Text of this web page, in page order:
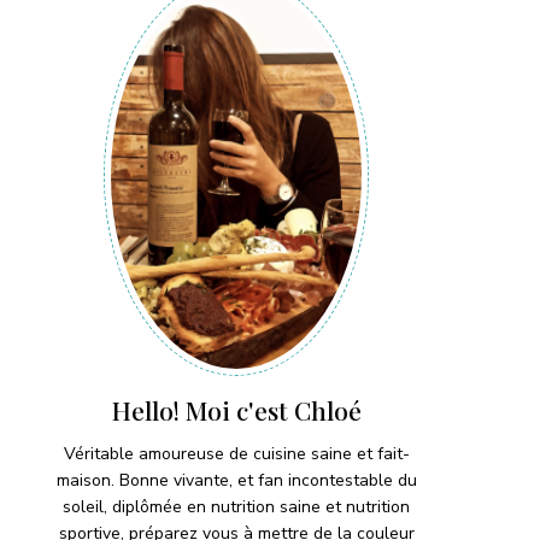
Hello! Moi c'est Chloé
Véritable amoureuse de cuisine saine et fait-
maison. Bonne vivante, et fan incontestable du
soleil, diplômée en nutrition saine et nutrition
sportive, préparez vous à mettre de la couleur